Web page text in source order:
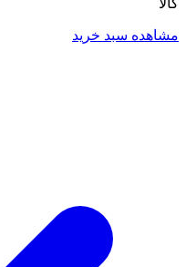
کالا
مشاهده سبد خرید